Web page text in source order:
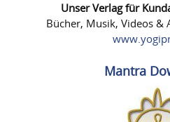
Unser Verlag für
Bücher, Musik, Videos &
Mantra